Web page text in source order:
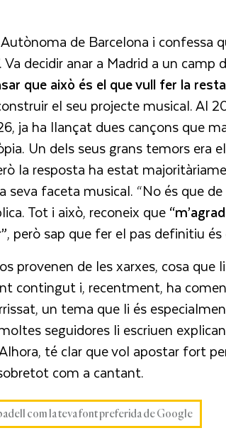
de Barcelona i confessa
decidir anar a Madrid a un camp
que això és el que vull fer la
el seu projecte musical. Al
ja ha llançat dues cançons que
Un dels seus grans temors era
la resposta ha estat
faceta musical. “No és que
Tot i això, reconeix que
, però sap que fer el pas definitiu
provenen de les xarxes, cosa
contingut i, recentment, ha
un tema que li és
seguidores li escriuen
té clar que vol apostar fort
com a cantant.
com la teva font preferida de Google